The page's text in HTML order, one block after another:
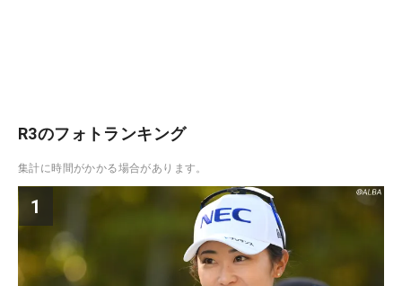
R3のフォトランキング
集計に時間がかかる場合があります。
1